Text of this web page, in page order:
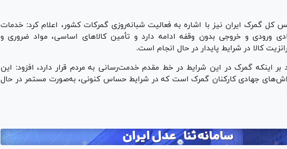
کل گمرک ایران نیز با اشاره به فعالیت شبانه‌روزی گمرکات کشور، اعلام کرد: خدمات
ورودی و خروجی بدون وقفه ادامه دارد و تأمین کالا‌های اساسی، مواد ضروری و
کالا در شرایط پایدار در حال انجام است.
بر اینکه گمرک در این شرایط در خط مقدم خدمت‌رسانی به مردم قرار دارد، افزود: این
جهادی کارکنان گمرک است که در شرایط حساس کنونی، به‌صورت مستمر در حال